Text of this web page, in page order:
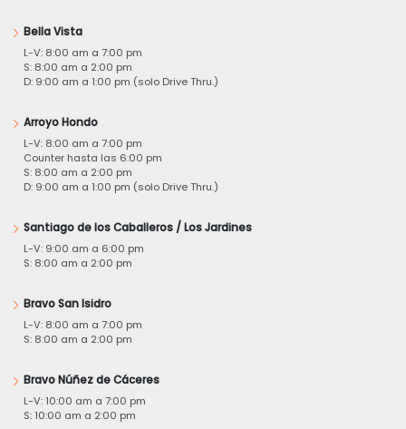
Bella Vista
L-V: 8:00 am a 7:00 pm
S: 8:00 am a 2:00 pm
D: 9:00 am a 1:00 pm (solo Drive Thru.)
Arroyo Hondo
L-V: 8:00 am a 7:00 pm
Counter hasta las 6:00 pm
S: 8:00 am a 2:00 pm
D: 9:00 am a 1:00 pm (solo Drive Thru.)
Santiago de los Caballeros / Los Jardines
L-V: 9:00 am a 6:00 pm
S: 8:00 am a 2:00 pm
Bravo San Isidro
L-V: 8:00 am a 7:00 pm
S: 8:00 am a 2:00 pm
Bravo Núñez de Cáceres
L-V: 10:00 am a 7:00 pm
S: 10:00 am a 2:00 pm